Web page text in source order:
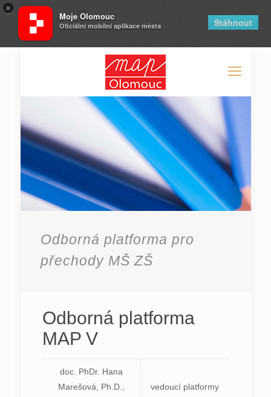
×
Moje Olomouc
Oficiální mobilní aplikace města Stáhnout
Odborná platforma pro
přechody MŠ ZŠ
Odborná platforma
MAP V
doc. PhDr. Hana
Marešová, Ph.D.,
vedoucí platformy